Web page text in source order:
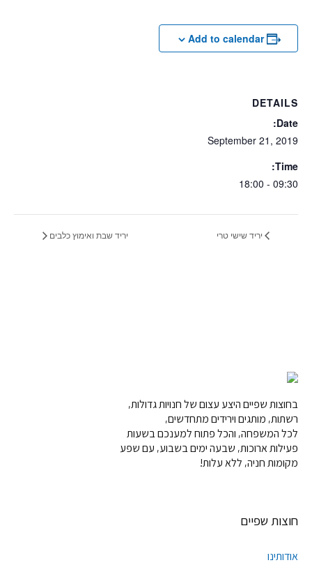
Add to calendar
DETAILS
Date:
September 21, 2019
Time:
09:30 - 18:00
יריד שישי טרי יריד שבת ואימוץ כלבים
בחוצות שפיים היצע עצום של חנויות גדולות,
רשתות, מותגים וירידים מתחדשים,
לכל המשפחה, והכל פתוח למענכם בשעות
פעילות ארוכות, שבעה ימים בשבוע, עם שפע
מקומות חניה, ללא עלות!
חוצות שפיים
אודותינו